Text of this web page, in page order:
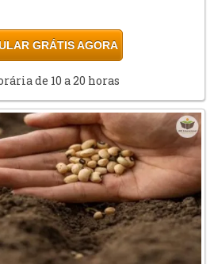
GRÁTIS AGORA
de 10 a 20 horas